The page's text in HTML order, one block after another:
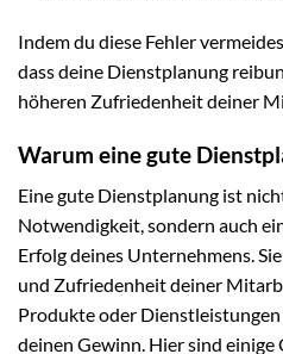
Indem du diese Fehler
dass deine Dienstplanung
höheren Zufriedenheit deiner
Warum eine gute
Eine gute Dienstplanung ist
Notwendigkeit, sondern auch
Erfolg deines Unternehmens.
und Zufriedenheit deiner
Produkte oder
deinen Gewinn. Hier sind einige